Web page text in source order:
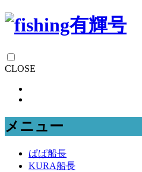
CLOSE
メニュー
ぱぱ船長
KURA船長